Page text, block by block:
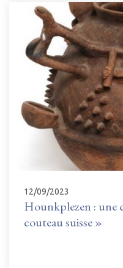
12/09/2023
Hounkplezen : une
couteau suisse »